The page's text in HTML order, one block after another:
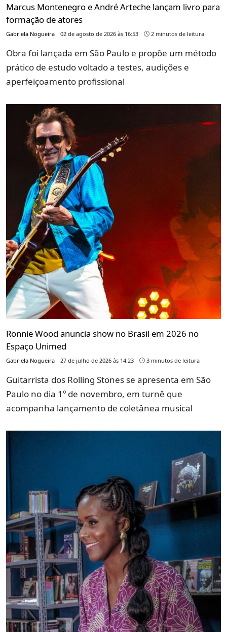
Marcus Montenegro e André Arteche lançam livro para
formação de atores
Gabriela Nogueira 02 de agosto de 2026 às 16:53 2 minutos de leitura
Obra foi lançada em São Paulo e propõe um método
prático de estudo voltado a testes, audições e
aperfeiçoamento profissional
Ronnie Wood anuncia show no Brasil em 2026 no
Espaço Unimed
Gabriela Nogueira 27 de julho de 2026 às 14:23 3 minutos de leitura
Guitarrista dos Rolling Stones se apresenta em São
Paulo no dia 1º de novembro, em turnê que
acompanha lançamento de coletânea musical